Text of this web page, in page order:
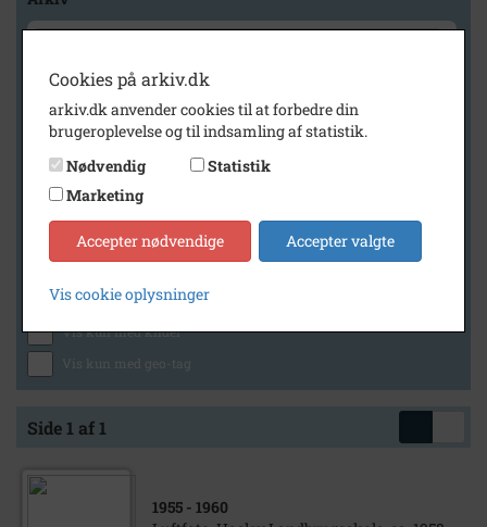
Geografi
Generelt
Vis kun med billeder
Vis kun med lydklip
Vis kun med kilder
Vis kun med geo-tag
Side 1 af 1
1955 - 1960
Cookies på arkiv.dk
arkiv.dk anvender cookies til at forbedre din
brugeroplevelse og til indsamling af statistik.
Nødvendig
Statistik
Marketing
Accepter nødvendige Accepter valgte
Vis cookie oplysninger